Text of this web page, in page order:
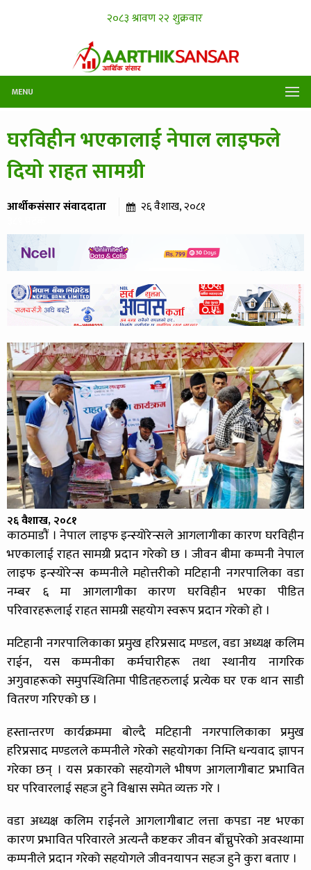
MENU
घरविहीन भएकालाई नेपाल लाइफले
दियो राहत सामग्री
आर्थीकसंसार संवाददाता २६ वैशाख, २०८१
२६ वैशाख, २०८१
काठमाडौं । नेपाल लाइफ इन्स्योरेन्सले आगलागीका कारण घरविहीन
भएकालाई राहत सामग्री प्रदान गरेको छ । जीवन बीमा कम्पनी नेपाल
लाइफ इन्स्योरेन्स कम्पनीले महोत्तरीको मटिहानी नगरपालिका वडा
नम्बर ६ मा आगलागीका कारण घरविहीन भएका पीडित
परिवारहरूलाई राहत सामग्री सहयोग स्वरूप प्रदान गरेको हो ।
मटिहानी नगरपालिकाका प्रमुख हरिप्रसाद मण्डल, वडा अध्यक्ष कलिम
राईन, यस कम्पनीका कर्मचारीहरू तथा स्थानीय नागरिक
अगुवाहरूको समुपस्थितिमा पीडितहरुलाई प्रत्येक घर एक थान साडी
वितरण गरिएको छ ।
हस्तान्तरण कार्यक्रममा बोल्दै मटिहानी नगरपालिकाका प्रमुख
हरिप्रसाद मण्डलले कम्पनीले गरेको सहयोगका निम्ति धन्यवाद ज्ञापन
गरेका छन् । यस प्रकारको सहयोगले भीषण आगलागीबाट प्रभावित
घर परिवारलाई सहज हुने विश्वास समेत व्यक्त गरे ।
वडा अध्यक्ष कलिम राईनले आगलागीबाट लत्ता कपडा नष्ट भएका
कारण प्रभावित परिवारले अत्यन्तै कष्टकर जीवन बाँच्नुपरेको अवस्थामा
कम्पनीले प्रदान गरेको सहयोगले जीवनयापन सहज हुने कुरा बताए ।